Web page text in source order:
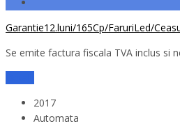
Garantie12.luni/165Cp/FaruriLed/
Se emite factura fiscala TVA inclus si
2017
Automata